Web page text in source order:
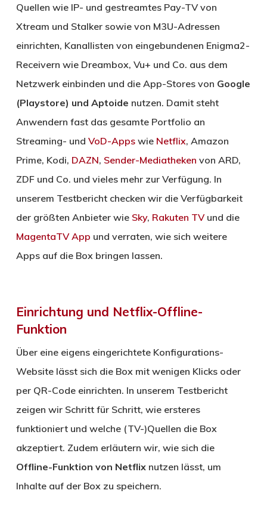
Quellen wie IP- und gestreamtes Pay-TV von
Xtream und Stalker sowie von M3U-Adressen
einrichten, Kanallisten von eingebundenen Enigma2-
Receivern wie Dreambox, Vu+ und Co. aus dem
Netzwerk einbinden und die App-Stores von Google
(Playstore) und Aptoide nutzen. Damit steht
Anwendern fast das gesamte Portfolio an
Streaming- und VoD-Appswie Netflix, Amazon
Prime, Kodi, DAZN, Sender-Mediatheken von ARD,
ZDF und Co. und vieles mehr zur Verfügung. In
unserem Testbericht checken wir die Verfügbarkeit
der größten Anbieter wie Sky, Rakuten TVund die
MagentaTV App und verraten, wie sich weitere
Apps auf die Box bringen lassen.
Einrichtung und Netflix-Offline-
Funktion
Über eine eigens eingerichtete Konfigurations-
Website lässt sich die Box mit wenigen Klicks oder
per QR-Code einrichten. In unserem Testbericht
zeigen wir Schritt für Schritt, wie ersteres
funktioniert und welche (TV-)Quellen die Box
akzeptiert. Zudem erläutern wir, wie sich die
Offline-Funktion von Netflixnutzen lässt, um
Inhalte auf der Box zu speichern.